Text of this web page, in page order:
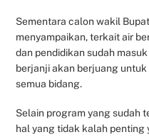
Sementara calon wakil
menyampaikan, terkait air
dan pendidikan sudah masuk
berjanji akan berjuang
semua bidang.
Selain program yang sudah
hal yang tidak kalah penting